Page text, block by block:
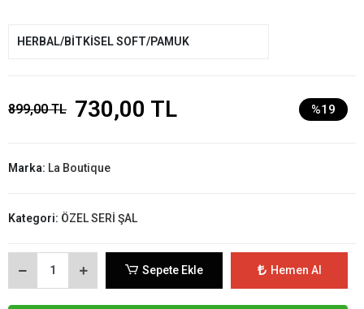
HERBAL/BİTKİSEL SOFT/PAMUK
899,00 TL 730,00 TL %19
Marka: La Boutique
Kategori: ÖZEL SERİ ŞAL
Sepete Ekle Hemen Al